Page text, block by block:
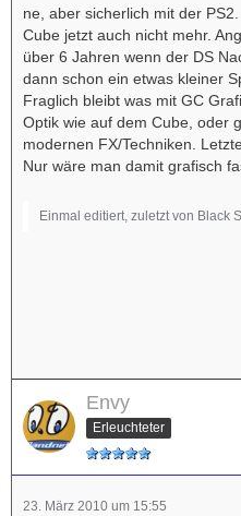
ne, aber sicherlich mit der
Cube jetzt auch nicht mehr.
über 6 Jahren wenn der DS
dann schon ein etwas kleiner
Fraglich bleibt was mit GC
Optik wie auf dem Cube, oder
modernen FX/Techniken.
Nur wäre man damit grafisch
Einmal editiert, zuletzt von Black
Envy
Erleuchteter
23. März 2010 um 15:55